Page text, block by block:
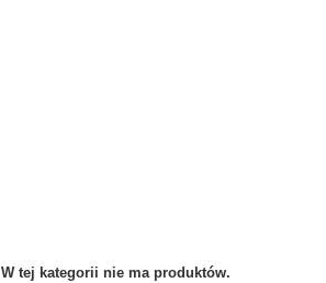
W tej kategorii nie ma produktów.